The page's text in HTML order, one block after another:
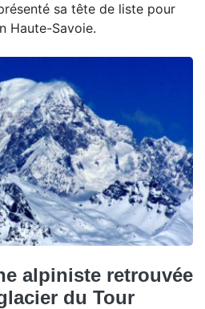
sa tête de liste pour
Haute-Savoie.
alpiniste retrouvée
du Tour